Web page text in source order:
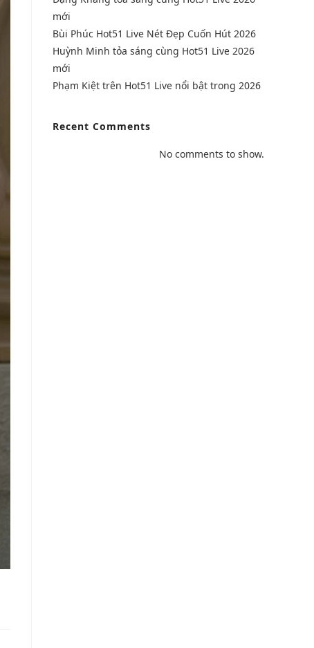
mới
Bùi Phúc Hot51 Live Nét Đẹp Cuốn Hút 2026
Huỳnh Minh tỏa sáng cùng Hot51 Live 2026
mới
Phạm Kiệt trên Hot51 Live nổi bật trong 2026
Recent Comments
No comments to show.